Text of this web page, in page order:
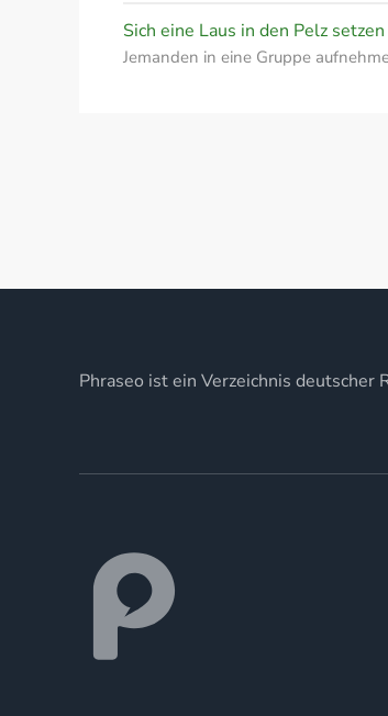
Sich eine Laus in den Pelz setzen
Jemanden in eine Gruppe
Phraseo ist ein Verzeichnis deutscher